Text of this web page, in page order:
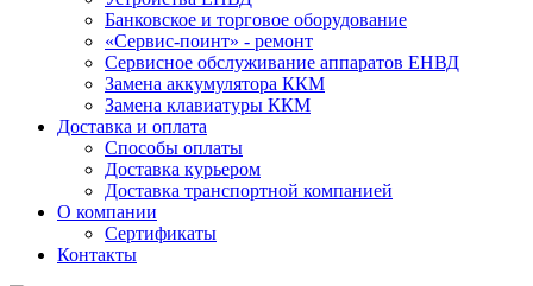
Банковское и торговое оборудование
«Сервис-поинт» - ремонт
Сервисное обслуживание аппаратов ЕНВД
Замена аккумулятора ККМ
Замена клавиатуры ККМ
Доставка и оплата
Способы оплаты
Доставка курьером
Доставка транспортной компанией
О компании
Сертификаты
Контакты